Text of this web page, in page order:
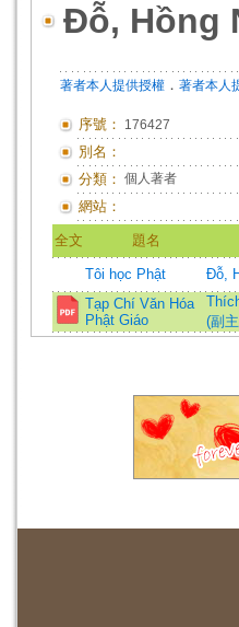
Đỗ, Hồng
著者本人提供授權 ． 著者本人
序號： 176427
別名：
分類： 個人著者
網站：
全文 題名
Tôi học Phật
Đỗ,
Tạp Chí Văn Hóa
Phật Giáo
(副